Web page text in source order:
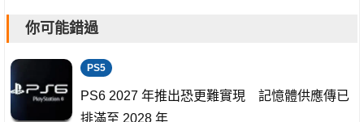
你可能錯過
PS5
PS6 2027 年推出恐更難實現 記憶體供應傳已
排滿至 2028 年